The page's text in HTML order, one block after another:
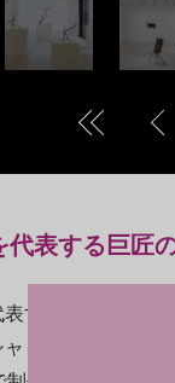
代表する巨匠
する彫刻家であ
ピロの東京での